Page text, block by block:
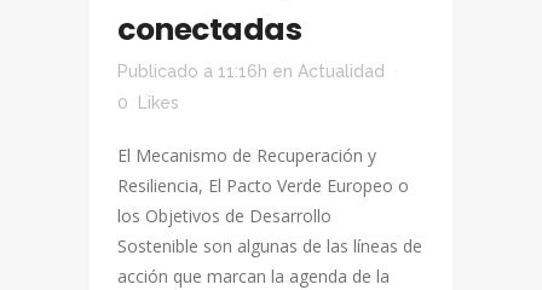
conectadas
Publicado a 11:16h en Actualidad
0
Likes
El Mecanismo de Recuperación y
Resiliencia, El Pacto Verde Europeo o
los Objetivos de Desarrollo
Sostenible son algunas de las líneas de
acción que marcan la agenda de la